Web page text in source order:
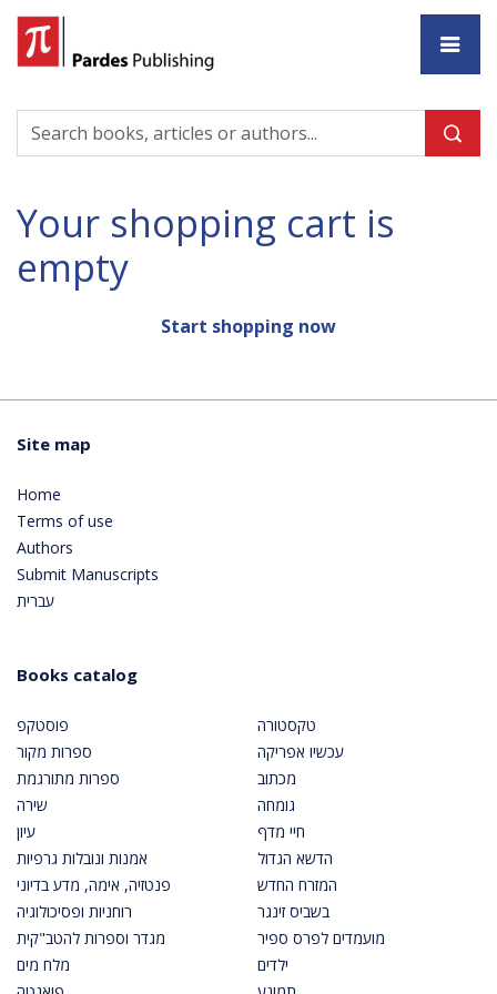
Your shopping cart is
empty
Start shopping now
Site map
Home
Terms of use
Authors
Submit Manuscripts
עברית
Books catalog
פוסטקפ
ספרות מקור
ספרות מתורגמת
שירה
עיון
אמנות ונובלות גרפיות
פנטזיה, אימה, מדע בדיוני
רוחניות ופסיכולוגיה
מגדר וספרות להטב"קית
מלח מים
טקסטורה
עכשיו אפריקה
מכתוב
גומחה
חיי מדף
הדשא הגדול
המזרח החדש
בשביס זינגר
מועמדים לפרס ספיר
ילדים